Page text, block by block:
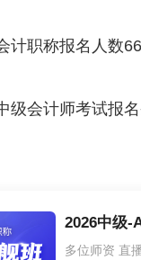
计职称报名人数
级会计师考试报
2026中级-
多位师资 直